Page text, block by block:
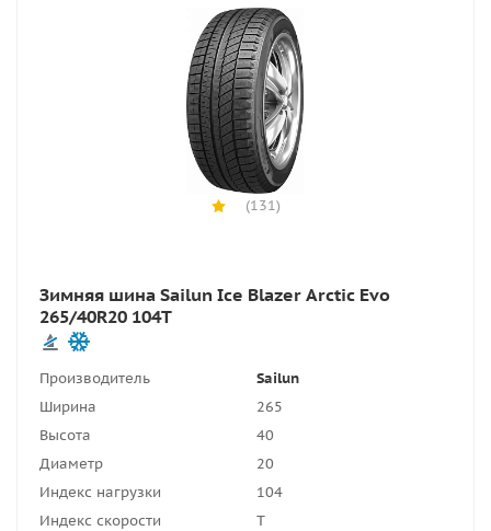
(131)
Зимняя шина Sailun Ice Blazer Arctic Evo
265/40R20 104T
Производитель
Sailun
Ширина
265
Высота
40
Диаметр
20
Индекс нагрузки
104
Индекс скорости
T